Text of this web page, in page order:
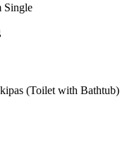
Single
(Toilet with Bathtub)